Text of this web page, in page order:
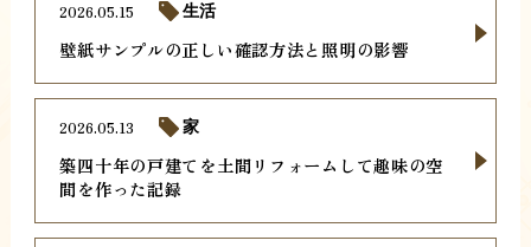
壁紙サンプルの正しい確認方法と照明の影響
2026.05.15 生活
築四十年の戸建てを土間リフォームして趣味の空
間を作った記録
2026.05.13 家